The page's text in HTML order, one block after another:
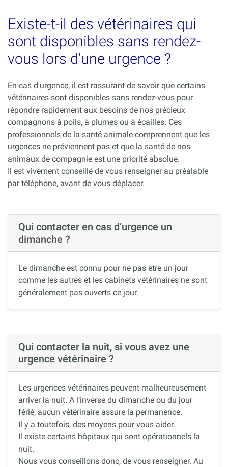
Existe-t-il des vétérinaires qui
sont disponibles sans rendez-
vous lors d’une urgence ?
En cas d'urgence, il est rassurant de savoir que certains
vétérinaires sont disponibles sans rendez-vous pour
répondre rapidement aux besoins de nos précieux
compagnons à poils, à plumes ou à écailles. Ces
professionnels de la santé animale comprennent que les
urgences ne préviennent pas et que la santé de nos
animaux de compagnie est une priorité absolue.
Il est vivement conseillé de vous renseigner au préalable
par téléphone, avant de vous déplacer.
Qui contacter en cas d’urgence un
dimanche ?
Le dimanche est connu pour ne pas être un jour
comme les autres et les cabinets vétérinaires ne sont
généralement pas ouverts ce jour.
Qui contacter la nuit, si vous avez une
urgence vétérinaire ?
Les urgences vétérinaires peuvent malheureusement
arriver la nuit. A l’inverse du dimanche ou du jour
férié, aucun vétérinaire assure la permanence.
Il y a toutefois, des moyens pour vous aider.
Il existe certains hôpitaux qui sont opérationnels la
nuit.
Nous vous conseillons donc, de vous renseigner. Au